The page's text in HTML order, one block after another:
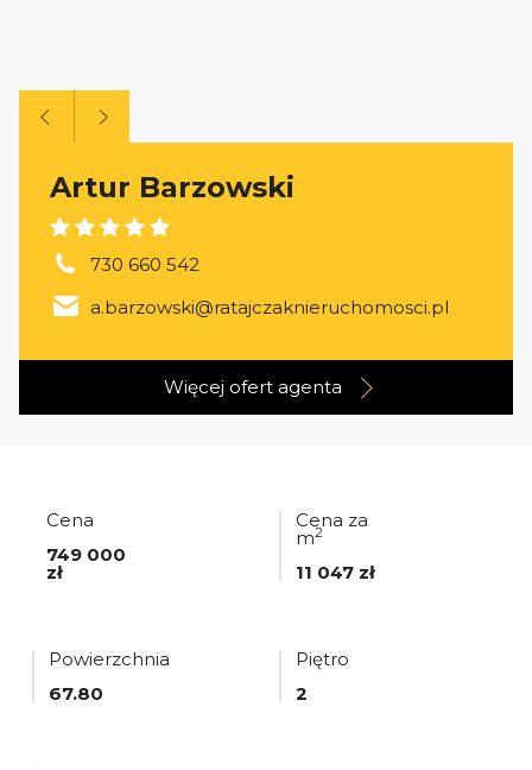
Artur Barzowski
730 660 542
a.barzowski@ratajczaknieruchomosci.pl
Więcej ofert agenta
Cena
749 000
zł
Cena za
m2
11 047 zł
Powierzchnia
67.80
Piętro
2